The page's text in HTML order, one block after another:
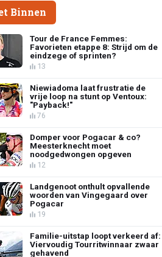
Binnen
Tour de France Femmes:
Favorieten etappe 8: Strijd om de
eindzege of sprinten?
13
Niewiadoma laat frustratie de
vrije loop na stunt op Ventoux:
"Payback!"
76
Domper voor Pogacar & co?
Meesterknecht moet
noodgedwongen opgeven
12
Landgenoot onthult opvallende
woorden van Vingegaard over
Pogacar
19
Familie-uitstap loopt verkeerd af:
Viervoudig Tourritwinnaar zwaar
gehavend